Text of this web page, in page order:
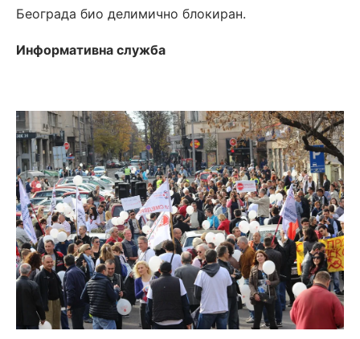
Београда био делимично блокиран.
Информативна служба